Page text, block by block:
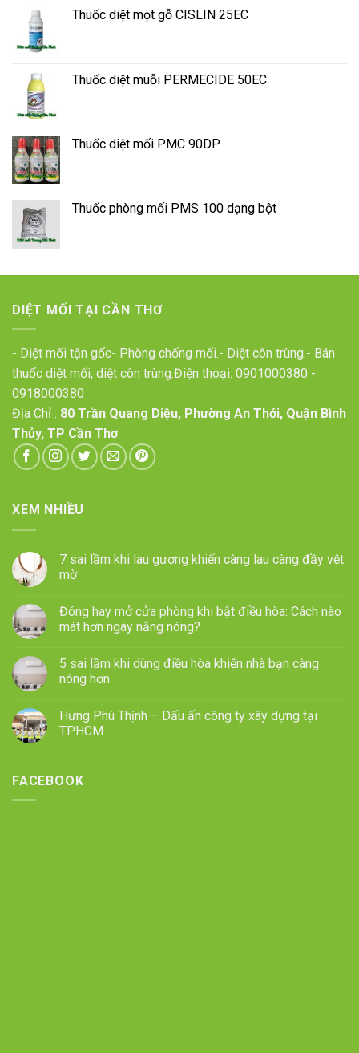
Thuốc diệt mọt gỗ CISLIN 25EC
Thuốc diệt muỗi PERMECIDE 50EC
Thuốc diệt mối PMC 90DP
Thuốc phòng mối PMS 100 dạng bột
DIỆT MỐI TẠI CẦN THƠ
- Diệt mối tận gốc- Phòng chống mối.- Diệt côn trùng.- Bán
thuốc diệt mối, diệt côn trùng.Điện thoại: 0901000380 -
0918000380
Địa Chỉ : 80 Trần Quang Diệu, Phường An Thới, Quận Bình
Thủy, TP Cần Thơ
XEM NHIỀU
7 sai lầm khi lau gương khiến càng lau càng đầy vệt
mờ
Đóng hay mở cửa phòng khi bật điều hòa: Cách nào
mát hơn ngày nắng nóng?
5 sai lầm khi dùng điều hòa khiến nhà bạn càng
nóng hơn
Hưng Phú Thịnh – Dấu ấn công ty xây dựng tại
TPHCM
FACEBOOK